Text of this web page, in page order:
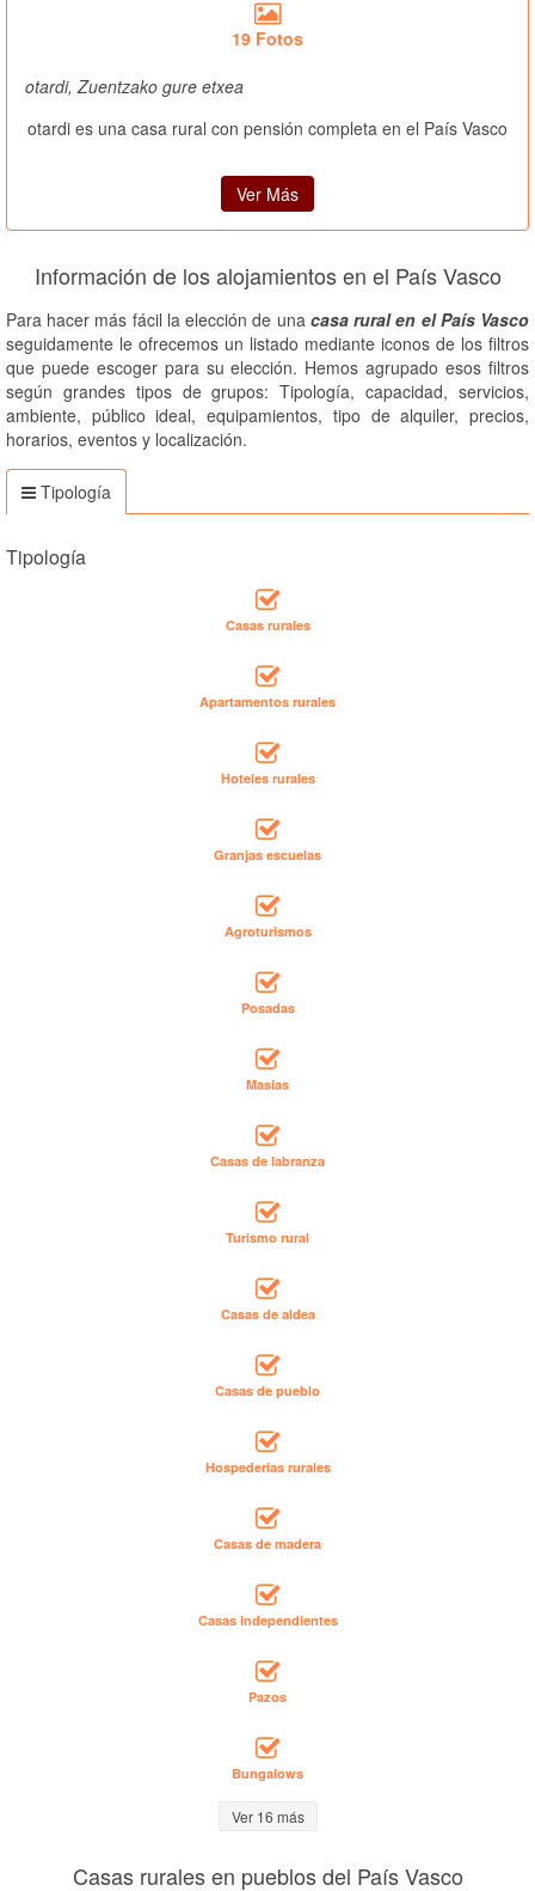
19 Fotos
otardi, Zuentzako gure etxea
otardi es una casa rural con pensión completa en el País Vasco
Ver Más
Información de los alojamientos en el País Vasco
Para hacer más fácil la elección de una casa rural en el País Vasco
seguidamente le ofrecemos un listado mediante iconos de los filtros
que puede escoger para su elección. Hemos agrupado esos filtros
según grandes tipos de grupos: Tipología, capacidad, servicios,
ambiente, público ideal, equipamientos, tipo de alquiler, precios,
horarios, eventos y localización.
Tipología
Tipología
Casas rurales
Apartamentos rurales
Hoteles rurales
Granjas escuelas
Agroturismos
Posadas
Masías
Casas de labranza
Turismo rural
Casas de aldea
Casas de pueblo
Hospederías rurales
Casas de madera
Casas independientes
Pazos
Bungalows
Ver 16 más
Casas rurales en pueblos del País Vasco